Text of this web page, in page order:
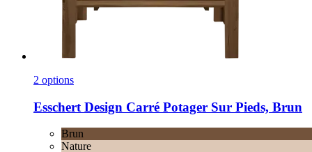
2 options
Esschert Design Carré Potager Sur Pieds, Brun
Brun
Nature